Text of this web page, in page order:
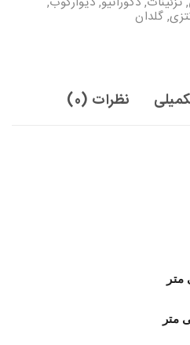
, گلدان
نظرات (0)